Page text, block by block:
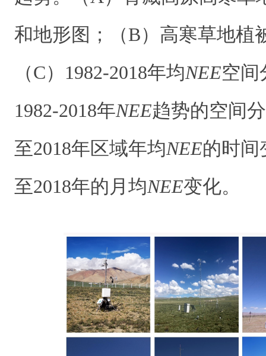
和地形图；（B）高寒草地植
（C）1982-2018年均NEE空间
1982-2018年NEE趋势的空间
至2018年区域年均NEE的时间
至2018年的月均NEE变化。